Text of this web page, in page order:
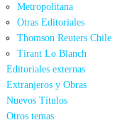
Metropolitana
Otras Editoriales
Thomson Reuters Chile
Tirant Lo Blanch
Editoriales externas
Extranjeros y Obras
Nuevos Títulos
Otros temas